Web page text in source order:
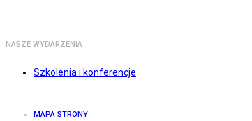
NASZE WYDARZENIA
Szkolenia i konferencje
MAPA STRONY